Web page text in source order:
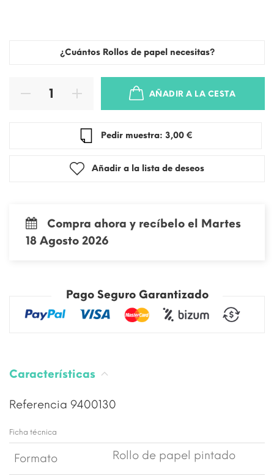
¿Cuántos Rollos de papel necesitas?
AÑADIR A LA CESTA
Pedir muestra: 3,00 €
Añadir a la lista de deseos
Compra ahora y recíbelo el Martes
18 Agosto 2026
Pago Seguro Garantizado
Características
Referencia 9400130
Ficha técnica
Formato Rollo de papel pintado